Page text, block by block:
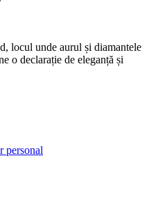
locul unde aurul și diamantele
o declarație de eleganță și
personal